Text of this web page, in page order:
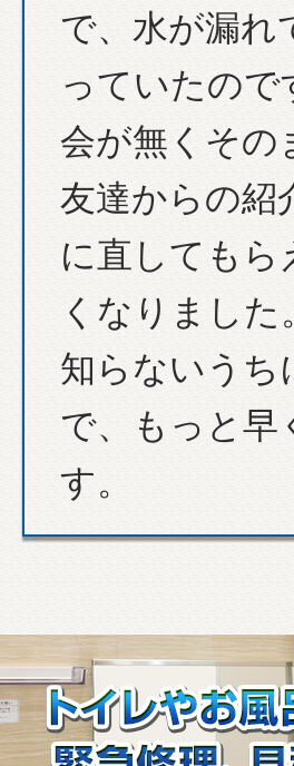
で、水が漏れ
っていたの
会が無くその
友達からの紹
に直してもら
くなりました。
知らないう
で、もっと早
す。